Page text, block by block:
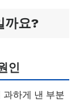
까요?
인
하게 낸 부분